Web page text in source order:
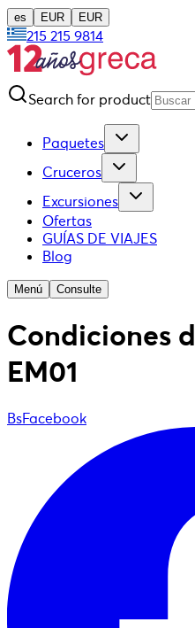
es EUR EUR
215 215 9814
Search for product
Paquetes
Cruceros
Excursiones
Ofertas
GUÍAS DE VIAJES
Blog
Menú Consulte
Condiciones
EM01
BsFacebook